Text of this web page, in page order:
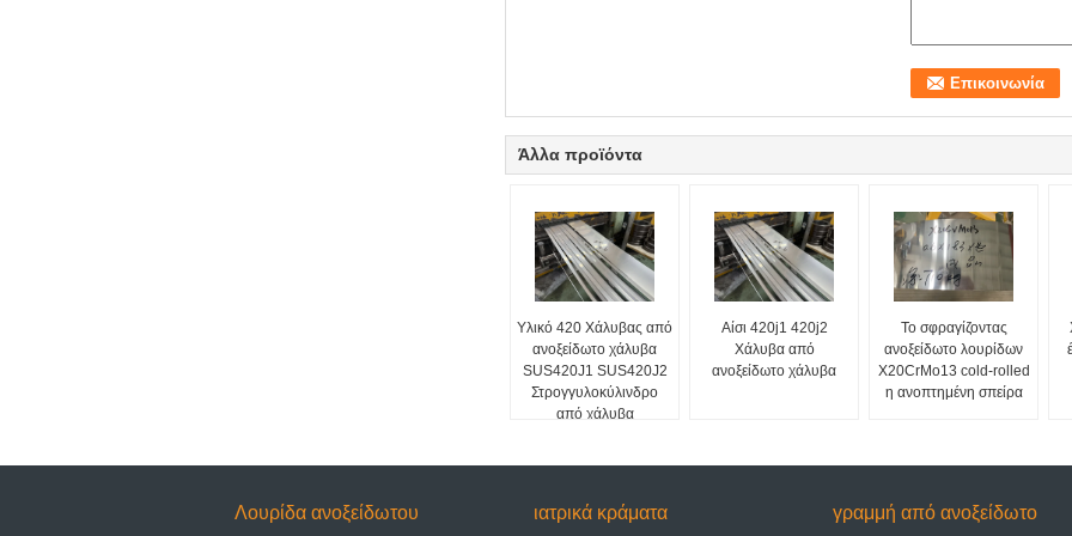
Άλλα προϊόντα
Υλικό 420 Χάλυβας από
ανοξείδωτο χάλυβα
SUS420J1 SUS420J2
Στρογγυλοκύλινδρο
από χάλυβα
Αίσι 420j1 420j2
Χάλυβα από
ανοξείδωτο χάλυβα
Το σφραγίζοντας
ανοξείδωτο λουρίδων
X20CrMo13 cold-rolled
η ανοπτημένη σπείρα
Λουρίδα ανοξείδωτου ιατρικά κράματα γραμμή από ανοξείδωτο